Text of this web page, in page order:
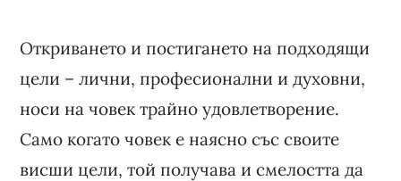
Откриването и постигането на подходящи
цели – лични, професионални и духовни,
носи на човек трайно удовлетворение.
Само когато човек е наясно със своите
висши цели, той получава и смелостта да